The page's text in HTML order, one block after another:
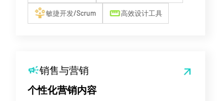
person_play敏捷开发/Scrum straighten高效设计工具
campaign销售与营销 arrow_outward
个性化营销内容